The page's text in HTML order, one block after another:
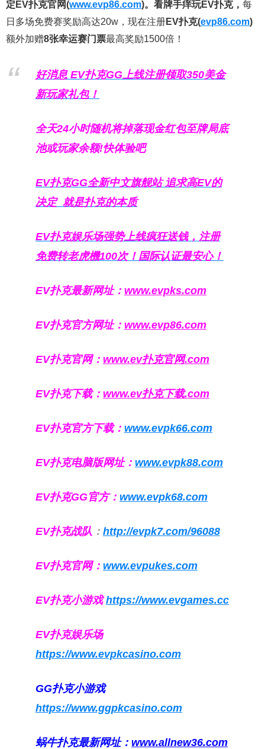
定EV扑克官网(www.evp86.com)。 看牌手痒玩EV扑克， 每
日多场免费赛奖励高达20w，现在注册EV扑克(evp86.com)
额外加赠8张幸运赛门票最高奖励1500倍！
好消息 EV扑克GG上线注册领取350美金
新玩家礼包！
全天24小时随机将掉落现金红包至牌局底
池或玩家余额!快体验吧
EV扑克GG全新中文旗舰站追求高EV的
决定 就是扑克的本质
EV扑克娱乐场强势上线疯狂送钱，注册
免费转老虎機100次！国际认证最安心！
EV扑克最新网址： www.evpks.com
EV扑克官方网址： www.evp86.com
EV扑克官网： www.ev扑克官网.com
EV扑克下载： www.ev扑克下载.com
EV扑克官方下载： www.evpk66.com
EV扑克电脑版网址： www.evpk88.com
EV扑克GG官方： www.evpk68.com
EV扑克战队 ： http://evpk7.com/96088
EV扑克官网： www.evpukes.com
EV扑克小游戏https://www.evgames.cc
EV扑克娱乐场
https://www.evpkcasino.com
GG扑克小游戏
https://www.ggpkcasino.com
蜗牛扑克最新网址： www.allnew36.com